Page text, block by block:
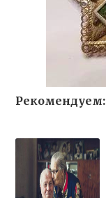
Рекомендуем: